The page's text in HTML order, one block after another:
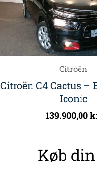
Citroën
Citroën C4 Cactus –
Iconic
139.900,00
Køb